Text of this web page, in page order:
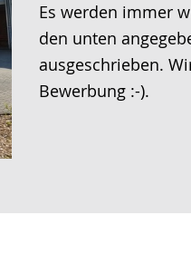
wechseln.
Deutscher
Gebärdensprache
wird
angezeigt.
Es werden immer
den unten
ausgeschrieben.
Bewerbung :-).